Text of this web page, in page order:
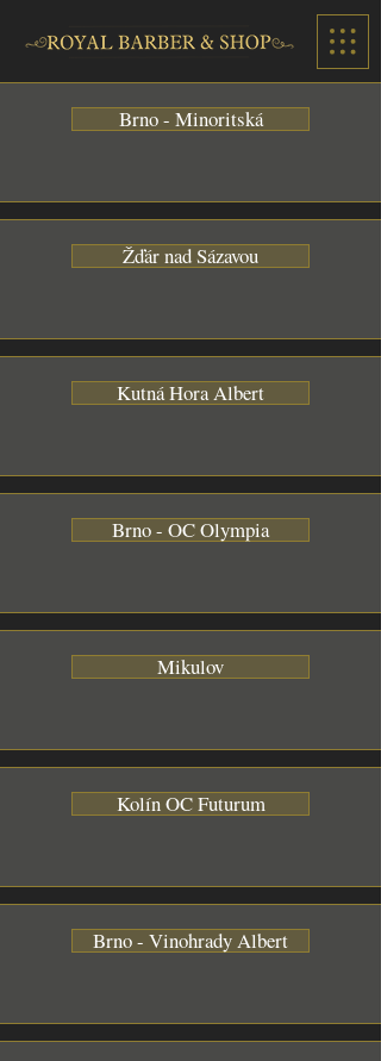
Brno - Minoritská
Žďár nad Sázavou
Kutná Hora Albert
Brno - OC Olympia
Mikulov
Kolín OC Futurum
Brno - Vinohrady Albert